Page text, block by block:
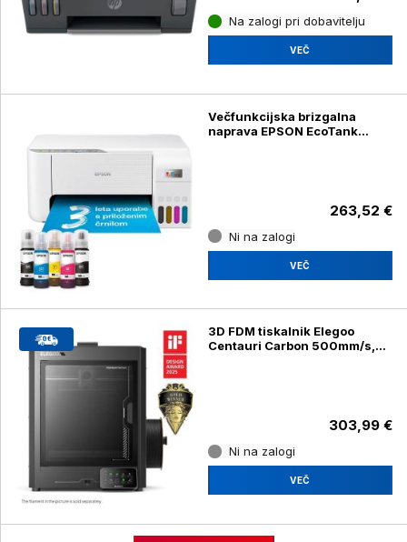
Na zalogi pri dobavitelju
VEČ
Večfunkcijska brizgalna
naprava EPSON EcoTank
263,52 €
Ni na zalogi
VEČ
3D FDM tiskalnik Elegoo
Centauri Carbon 500mm/s,
303,99 €
Ni na zalogi
VEČ